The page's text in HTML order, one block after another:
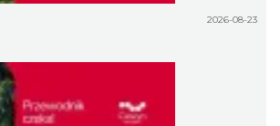
2026-08-23